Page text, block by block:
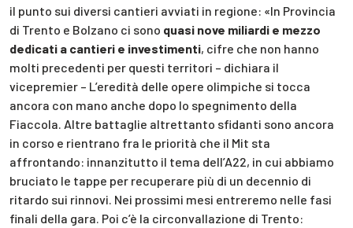
il punto sui diversi cantieri avviati in regione: «In Provincia
di Trento e Bolzano ci sono quasi nove miliardi e mezzo
dedicati a cantieri e investimenti, cifre che non hanno
molti precedenti per questi territori – dichiara il
vicepremier – L’eredità delle opere olimpiche si tocca
ancora con mano anche dopo lo spegnimento della
Fiaccola. Altre battaglie altrettanto sfidanti sono ancora
in corso e rientrano fra le priorità che il Mit sta
affrontando: innanzitutto il tema dell’A22, in cui abbiamo
bruciato le tappe per recuperare più di un decennio di
ritardo sui rinnovi. Nei prossimi mesi entreremo nelle fasi
finali della gara. Poi c’è la circonvallazione di Trento: